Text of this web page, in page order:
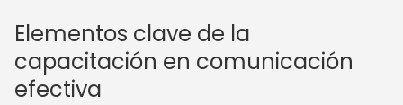
Elementos clave de la
capacitación en comunicación
efectiva